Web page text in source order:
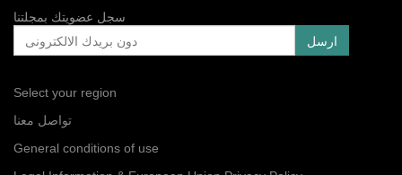
سجل عضويتك بمجلتنا
Select your region
تواصل معنا
General conditions of use